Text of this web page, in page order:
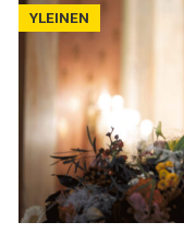
YLEINEN